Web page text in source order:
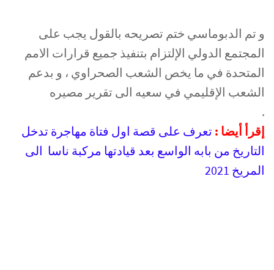
و تم الدبوماسي ختم تصريحه بالقول يجب على
المجتمع الدولي الإلتزام بتنفيذ جميع قرارات الامم
المتحدة في ما يخص الشعب الصحراوي ، و بدعم
الشعب الإقليمي في سعيه الى تقرير مصيره
.
إقرأ أيضا : تعرف على قصة اول فتاة مهاجرة تدخل
التاريخ من بابه الواسع بعد قيادتها مركبة ناسا الى
المريخ 2021